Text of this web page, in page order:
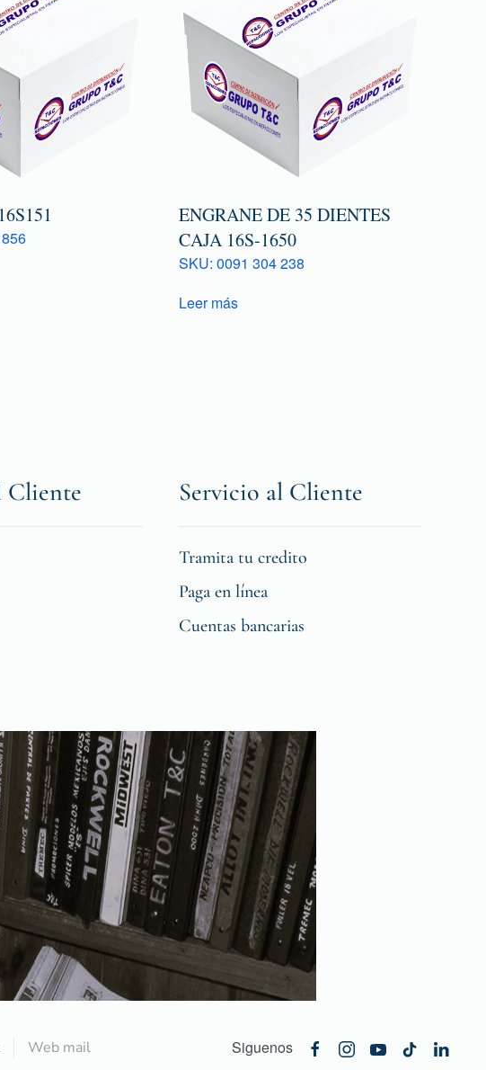
ENGRANE DE 35 DIENTES
CAJA 16S-1650
SKU: 0091 304 238
Leer más
Cliente Servicio al Cliente
Tramita tu credito
Paga en línea
Cuentas bancarias
Web mail Siguenos